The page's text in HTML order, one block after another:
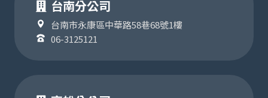
台南分公司
台南市永康區中華路58巷68號1樓
06-3125121